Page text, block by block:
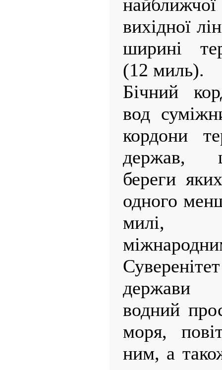
вихідної
ширині
(12 миль).
Бічний
вод
кордони
держав,
береги
одного
милі,
держави
водний
моря,
ним, а